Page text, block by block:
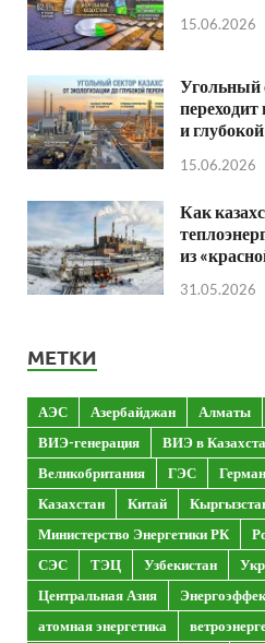
15.06.2026
Угольный
и
15.06.2026
Как
из
31.05.2026
МЕТКИ
АЭС Азербайджан Алматы
ВИЭ-генерация
ВИЭ в
Великобритания
ГЭС
Казахстан
Китай
Министерство Энергетики РК
СЭС
ТЭЦ Узбекистан
Центральная Азия
атомная энергетика